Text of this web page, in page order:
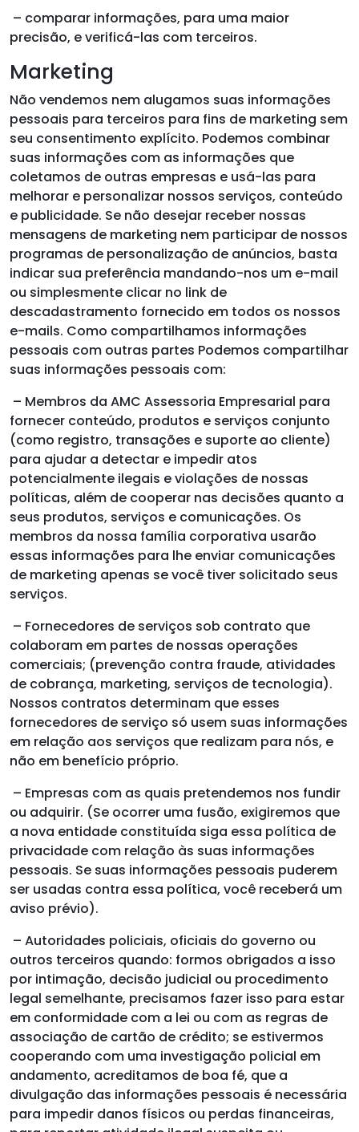
– comparar informações, para uma maior
precisão, e verificá-las com terceiros.
Marketing
Não vendemos nem alugamos suas informações
pessoais para terceiros para fins de marketing sem
seu consentimento explícito. Podemos combinar
suas informações com as informações que
coletamos de outras empresas e usá-las para
melhorar e personalizar nossos serviços, conteúdo
e publicidade. Se não desejar receber nossas
mensagens de marketing nem participar de nossos
programas de personalização de anúncios, basta
indicar sua preferência mandando-nos um e-mail
ou simplesmente clicar no link de
descadastramento fornecido em todos os nossos
e-mails. Como compartilhamos informações
pessoais com outras partes Podemos compartilhar
suas informações pessoais com:
– Membros da AMC Assessoria Empresarial para
fornecer conteúdo, produtos e serviços conjunto
(como registro, transações e suporte ao cliente)
para ajudar a detectar e impedir atos
potencialmente ilegais e violações de nossas
políticas, além de cooperar nas decisões quanto a
seus produtos, serviços e comunicações. Os
membros da nossa família corporativa usarão
essas informações para lhe enviar comunicações
de marketing apenas se você tiver solicitado seus
serviços.
– Fornecedores de serviços sob contrato que
colaboram em partes de nossas operações
comerciais; (prevenção contra fraude, atividades
de cobrança, marketing, serviços de tecnologia).
Nossos contratos determinam que esses
fornecedores de serviço só usem suas informações
em relação aos serviços que realizam para nós, e
não em benefício próprio.
– Empresas com as quais pretendemos nos fundir
ou adquirir. (Se ocorrer uma fusão, exigiremos que
a nova entidade constituída siga essa política de
privacidade com relação às suas informações
pessoais. Se suas informações pessoais puderem
ser usadas contra essa política, você receberá um
aviso prévio).
– Autoridades policiais, oficiais do governo ou
outros terceiros quando: formos obrigados a isso
por intimação, decisão judicial ou procedimento
legal semelhante, precisamos fazer isso para estar
em conformidade com a lei ou com as regras de
associação de cartão de crédito; se estivermos
cooperando com uma investigação policial em
andamento, acreditamos de boa fé, que a
divulgação das informações pessoais é necessária
para impedir danos físicos ou perdas financeiras,